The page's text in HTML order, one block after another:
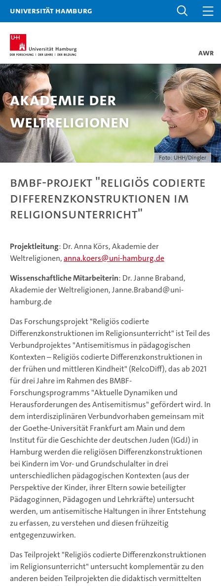
Universität Hamburg
AWR
Foto: UHH/Dingler
Akademie der
Weltreligionen
BMBF-Projekt "Religiös codierte
Differenzkonstruktionen im
Religionsunterricht"
Projektleitung: Dr. Anna Körs, Akademie der
Weltreligionen,anna.koers@uni-hamburg.de
Wissenschaftliche Mitarbeiterin: Dr. Janne Braband,
Akademie der Weltreligionen, Janne.Braband@uni-
hamburg.de
Das Forschungsprojekt "Religiös codierte
Differenzkonstruktionen im Religionsunterricht" ist Teil des
Verbundprojektes "Antisemitismus in pädagogischen
Kontexten – Religiös codierte Differenzkonstruktionen in
der frühen und mittleren Kindheit" (RelcoDiff), das ab 2021
für drei Jahre im Rahmen des BMBF-
Forschungsprogramms "Aktuelle Dynamiken und
Herausforderungen des Antisemitismus" gefördert wird. In
dem interdisziplinären Verbundvorhaben gemeinsam mit
der Goethe-Universität Frankfurt am Main und dem
Institut für die Geschichte der deutschen Juden (IGdJ) in
Hamburg werden die religiösen Differenzkonstruktionen
bei Kindern im Vor- und Grundschulalter in drei
unterschiedlichen pädagogischen Kontexten (aus der
Perspektive der Kinder, ihrer Eltern sowie beteiligter
Pädagoginnen, Pädagogen und Lehrkräfte) untersucht
werden, um antisemitische Haltungen in ihrer Entstehung
zu erfassen, zu verstehen und diesen frühzeitig
entgegenzuwirken.
Das Teilprojekt "Religiös codierte Differenzkonstruktionen
im Religionsunterricht" untersucht komplementär zu den
anderen beiden Teilprojekten die didaktisch vermittelten